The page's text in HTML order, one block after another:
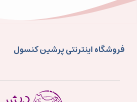
فروشگاه اینترنتی پرشین کنسول